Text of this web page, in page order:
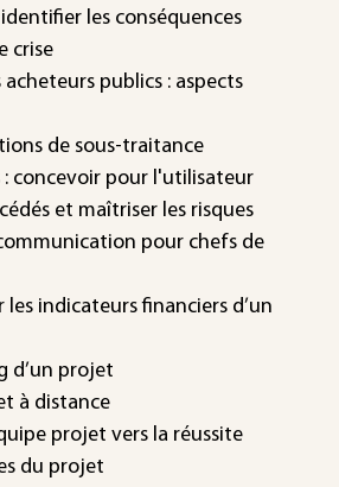
les conséquences
crise
acheteurs publics : aspects
de sous-traitance
: concevoir pour l'utilisateur
et maîtriser les risques
pour chefs de
indicateurs financiers d’un
d’un projet
à distance
projet vers la réussite
du projet